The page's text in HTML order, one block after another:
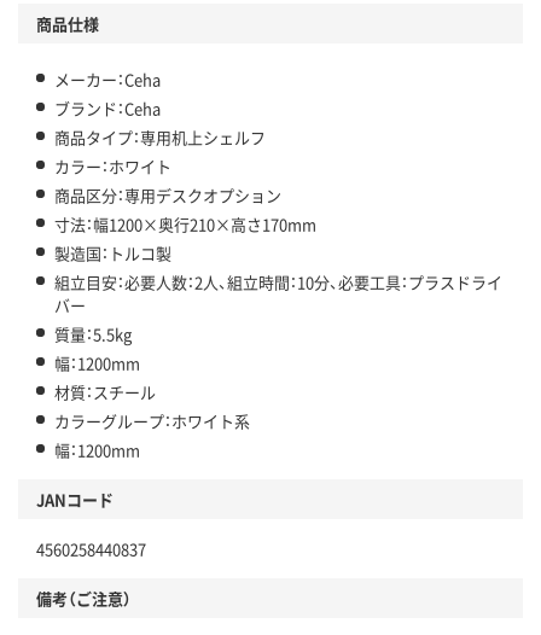
商品仕様
メーカー：Ceha
ブランド：Ceha
商品タイプ：専用机上シェルフ
カラー：ホワイト
商品区分：専用デスクオプション
寸法：幅1200×奥行210×高さ170mm
製造国：トルコ製
組立目安：必要人数：2人、組立時間：10分、必要工具：プラスドライ
バー
質量：5.5kg
幅：1200mm
材質：スチール
カラーグループ：ホワイト系
幅：1200mm
JANコード
4560258440837
備考（ご注意）